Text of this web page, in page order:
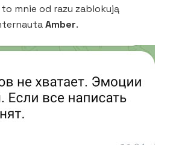
mnie od razu zablokują
Amber.